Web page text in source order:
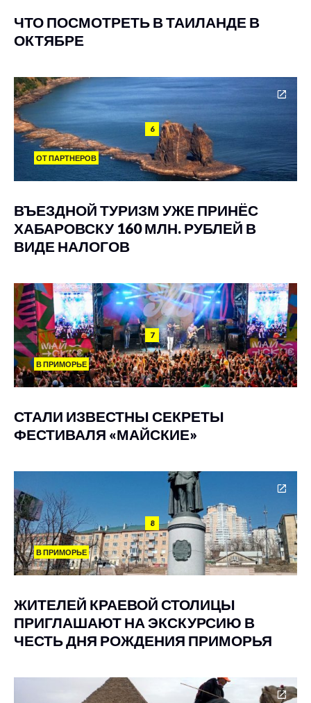
ЧТО ПОСМОТРЕТЬ В ТАИЛАНДЕ В
ОКТЯБРЕ
6
ОТ ПАРТНЕРОВ
ВЪЕЗДНОЙ ТУРИЗМ УЖЕ ПРИНЁС
ХАБАРОВСКУ 160 МЛН. РУБЛЕЙ В
ВИДЕ НАЛОГОВ
7
В ПРИМОРЬЕ
СТАЛИ ИЗВЕСТНЫ СЕКРЕТЫ
ФЕСТИВАЛЯ «МАЙСКИЕ»
8
В ПРИМОРЬЕ
ЖИТЕЛЕЙ КРАЕВОЙ СТОЛИЦЫ
ПРИГЛАШАЮТ НА ЭКСКУРСИЮ В
ЧЕСТЬ ДНЯ РОЖДЕНИЯ ПРИМОРЬЯ